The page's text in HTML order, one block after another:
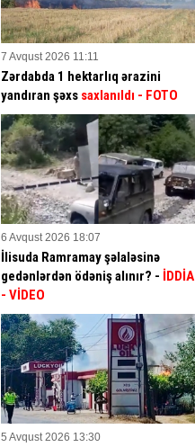
7 Avqust 2026 11:11
Zərdabda 1 hektarlıq ərazini
yandıran şəxs saxlanıldı - FOTO
6 Avqust 2026 18:07
İlisuda Ramramay şəlaləsinə
gedənlərdən ödəniş alınır? - İDDİA
- VİDEO
5 Avqust 2026 13:30